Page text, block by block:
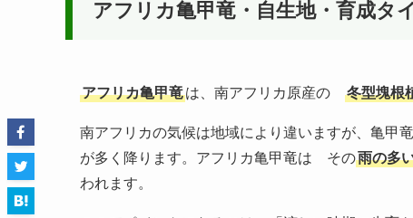
アフリカ亀甲竜・自生地・育成タ
アフリカ亀甲竜は、南アフリカ原産の 冬型塊根
南アフリカの気候は地域により違いますが、亀甲竜
が多く降ります。アフリカ亀甲竜は その雨の多
われます。